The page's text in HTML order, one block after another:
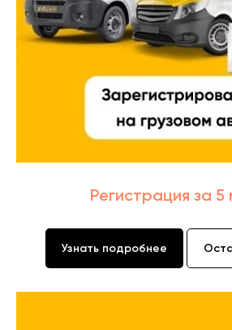
Регистрация за 5
Узнать подробнее